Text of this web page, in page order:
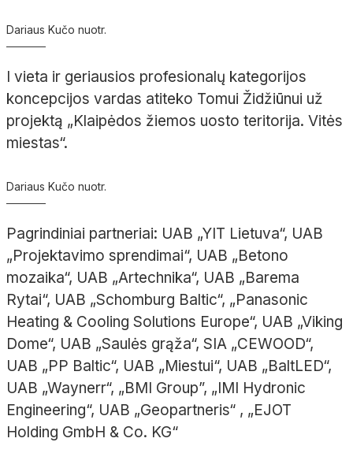
Dariaus Kučo nuotr.
I vieta ir geriausios profesionalų kategorijos
koncepcijos vardas atiteko Tomui Židžiūnui už
projektą „Klaipėdos žiemos uosto teritorija. Vitės
miestas“.
Dariaus Kučo nuotr.
Pagrindiniai partneriai: UAB „YIT Lietuva“, UAB
„Projektavimo sprendimai“, UAB „Betono
mozaika“, UAB „Artechnika“, UAB „Barema
Rytai“, UAB „Schomburg Baltic“, „Panasonic
Heating & Cooling Solutions Europe“, UAB „Viking
Dome“, UAB „Saulės grąža“, SIA „CEWOOD“,
UAB „PP Baltic“, UAB „Miestui“, UAB „BaltLED“,
UAB „Waynerr“, „BMI Group”, „IMI Hydronic
Engineering“, UAB „Geopartneris“ , „EJOT
Holding GmbH & Co. KG“